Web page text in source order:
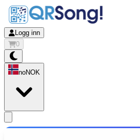
Logg inn
0
noNOK